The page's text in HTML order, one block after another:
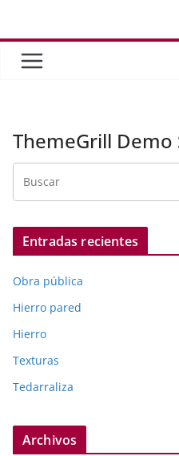
contenido
ThemeGrill Demo
Entradas recientes
Obra pública
Hierro pared
Hierro
Texturas
Tedarraliza
Archivos